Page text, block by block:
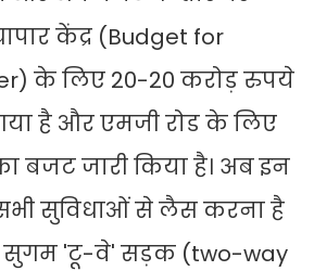
केंद्र (Budget for
के लिए 20-20 करोड़ रुपये
है और एमजी रोड के लिए
बजट जारी किया है। अब इन
सुविधाओं से लैस करना है
सुगम 'टू-वे' सड़क (two-way